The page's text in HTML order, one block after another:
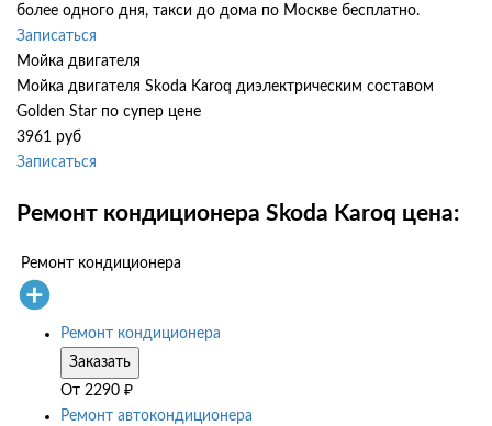
более одного дня, такси до дома по Москве бесплатно.
Записаться
Мойка двигателя
Мойка двигателя Skoda Karoq диэлектрическим составом
Golden Star по супер цене
3961 руб
Записаться
Ремонт кондиционера Skoda Karoq цена:
Ремонт кондиционера
Ремонт кондиционера
Заказать
От 2290 ₽
Ремонт автокондиционера